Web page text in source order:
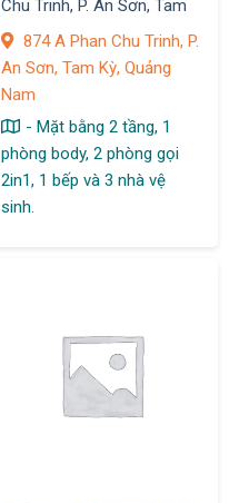
Chu Trinh, P. An Sơn, Tam
874 A Phan Chu Trinh, P.
An Sơn, Tam Kỳ, Quảng
Nam
- Mặt bằng 2 tầng, 1
phòng body, 2 phòng gọi
2in1, 1 bếp và 3 nhà vệ
sinh.